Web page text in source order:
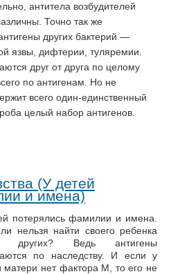
антитела возбудителей
Точно так же
других бактерий —
язвы, дифтерии, туляремии.
друг от друга по целому
по антигенам. Но не
всего один-единственный
целый набор антигенов.
(У детей
и имена)
потерялись фамилии и имена.
нельзя найти своего ребенка
других? Ведь антигены
по наследству. И если у
матери нет фактора М, то его не